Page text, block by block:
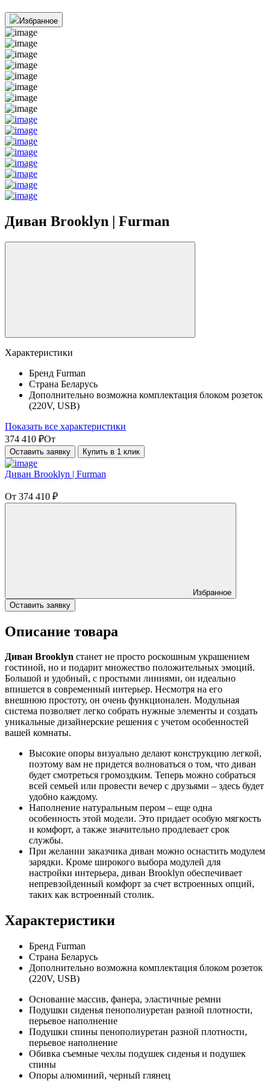
Избранное
Диван Brooklyn | Furman
Характеристики
Бренд Furman
Страна Беларусь
Дополнительно возможна комплектация блоком розеток
(220V, USB)
Показать все характеристики
374 410 ₽От
Оставить заявку Купить в 1 клик
Диван Brooklyn | Furman
От 374 410 ₽
Избранное
Оставить заявку
Описание товара
Диван Brooklyn станет не просто роскошным украшением
гостиной, но и подарит множество положительных эмоций.
Большой и удобный, с простыми линиями, он идеально
впишется в современный интерьер. Несмотря на его
внешнюю простоту, он очень функционален. Модульная
система позволяет легко собрать нужные элементы и создать
уникальные дизайнерские решения с учетом особенностей
вашей комнаты.
Высокие опоры визуально делают конструкцию легкой,
поэтому вам не придется волноваться о том, что диван
будет смотреться громоздким. Теперь можно собраться
всей семьей или провести вечер с друзьями – здесь будет
удобно каждому.
Наполнение натуральным пером – еще одна
особенность этой модели. Это придает особую мягкость
и комфорт, а также значительно продлевает срок
службы.
При желании заказчика диван можно оснастить модулем
зарядки. Кроме широкого выбора модулей для
настройки интерьера, диван Brooklyn обеспечивает
непревзойденный комфорт за счет встроенных опций,
таких как встроенный столик.
Характеристики
Бренд Furman
Страна Беларусь
Дополнительно возможна комплектация блоком розеток
(220V, USB)
Основание массив, фанера, эластичные ремни
Подушки сиденья пенополиуретан разной плотности,
перьевое наполнение
Подушки спины пенополиуретан разной плотности,
перьевое наполнение
Обивка съемные чехлы подушек сиденья и подушек
спины
Опоры алюминий, черный глянец